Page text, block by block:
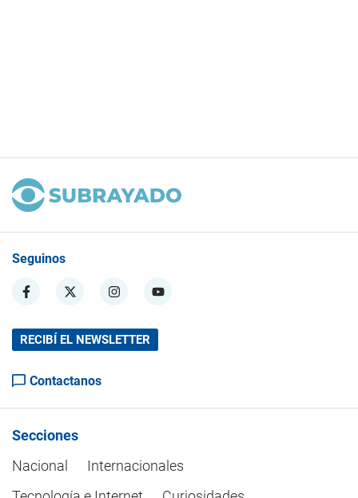
Seguinos
RECIBÍ EL NEWSLETTER
Contactanos
Secciones
Nacional
Internacionales